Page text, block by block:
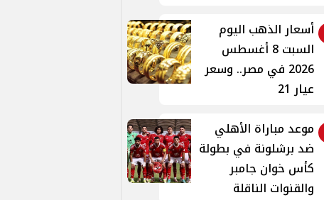
أسعار الذهب اليوم
السبت 8 أغسطس
2026 في مصر.. وسعر
عيار 21
موعد مباراة الأهلي
ضد برشلونة في بطولة
كأس خوان جامبر
والقنوات الناقلة